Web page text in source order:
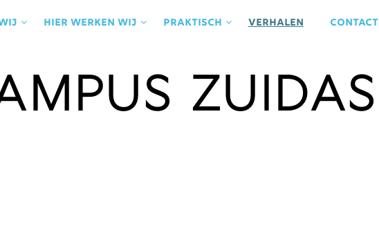
Hier werken wij praktisch Verhalen contact
Zuidas